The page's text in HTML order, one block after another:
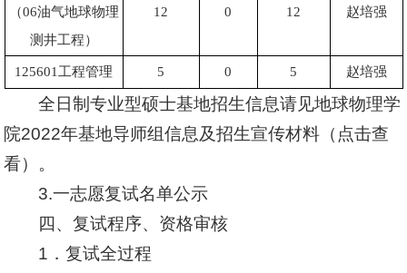
（06油气地球物理
测井工程）
12 0 12 赵培强
125601 工程管理 5 0 5 赵培强
全日制专业型硕士基地招生信息请见地球物理学
院2022年基地导师组信息及招生宣传材料 （点击查
看）。
3.一志愿复试名单公示
四、复试程序、资格审核
1．复试全过程